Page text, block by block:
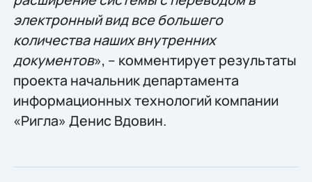
электронный вид все большего
количества наших внутренних
документов», – комментирует результаты
проекта начальник департамента
информационных технологий компании
«Ригла» Денис Вдовин.